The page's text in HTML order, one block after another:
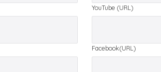
YouTube (URL)
Facebook(URL)